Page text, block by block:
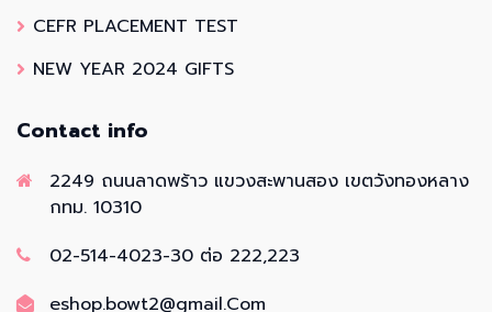
CEFR PLACEMENT TEST
NEW YEAR 2024 GIFTS
Contact info
2249 ถนนลาดพร้าว แขวงสะพานสอง เขตวังทองหลาง
กทม. 10310
02-514-4023-30 ต่อ 222,223
eshop.bowt2@gmail.Com